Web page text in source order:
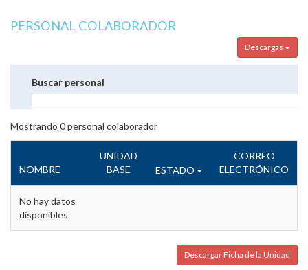
PERSONAL COLABORADOR
Descargas
Buscar personal
Mostrando 0personal colaborador
NOMBRE
UNIDAD
BASE
ESTADO
CORREO
ELECTRÓNICO
No hay datos
disponibles
Descargar Ficha de la Unidad